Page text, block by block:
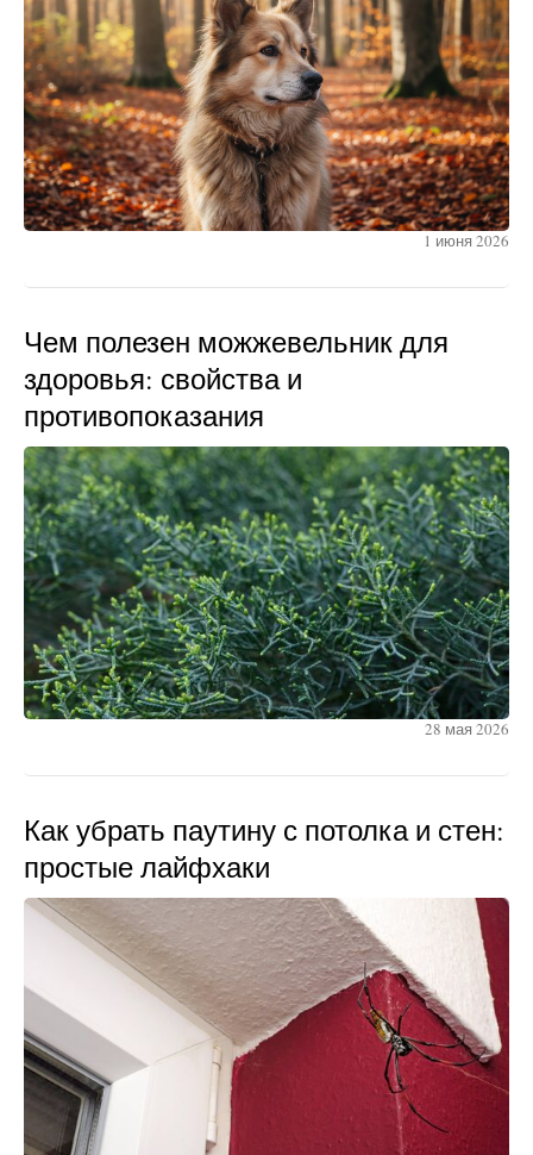
1 июня 2026
Чем полезен можжевельник для
здоровья: свойства и
противопоказания
28 мая 2026
Как убрать паутину с потолка и стен:
простые лайфхаки